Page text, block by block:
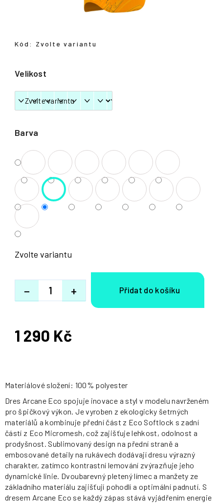
Barva
Velikost
Zvolte variantu
+
−
Kód: Zvolte variantu
1 290 Kč
Měrná
Materiálové složení: 100% polyester
Dres Arcane Eco spojuje inovace a styl v modelu navrženém
pro špičkový výkon. Je vyroben z ekologicky šetrných
materiálů a kombinuje přední část z Eco Softlock s zadní
částí z Eco Micromesh, což zajišťuje lehkost, odolnost a
prodyšnost. Sublimovaný design na přední straně a
embosované detaily na rukávech dodávají dresu výrazný
charakter, zatímco kontrastní lemování zvýrazňuje jeho
dynamické linie. Dvoubarevný pletený límec a manžety ze
základního materiálu zajišťují pohodlí a optimální padnutí. S
dresem Arcane Eco se každý zápas stává vyjádřením energie